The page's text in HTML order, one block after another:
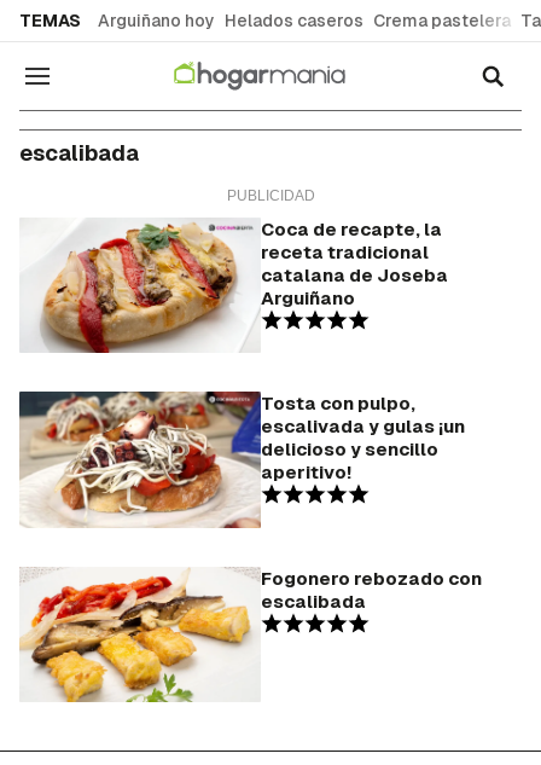
TEMAS Arguiñano hoy Helados caseros Crema pastelera
Navegación
escalibada
Coca de recapte, la
receta tradicional
catalana de Joseba
Arguiñano
Tosta con pulpo,
escalivada y gulas ¡un
delicioso y sencillo
aperitivo!
Fogonero rebozado con
escalibada